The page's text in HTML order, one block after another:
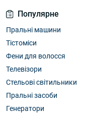
Популярне
Пральні машини
Тістоміси
Фени для волосся
Телевізори
Стельові світильники
Пральні засоби
Генератори